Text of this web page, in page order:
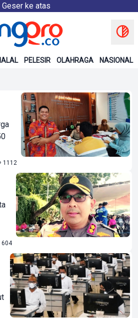
Geser ke atas
PELESIR OLAHRAGA NASIONAL
1112
604